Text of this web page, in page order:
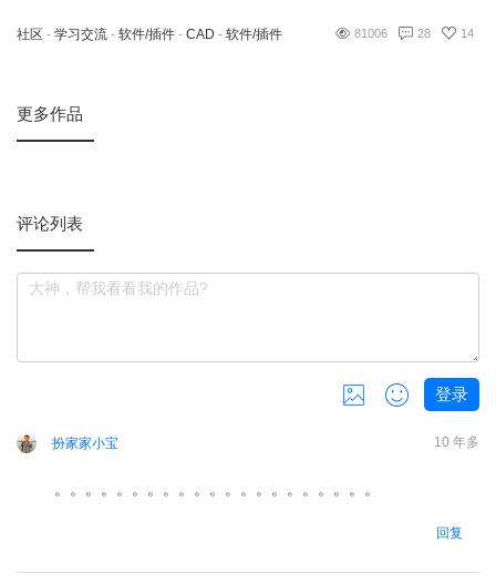
社区 - 学习交流 - 软件/插件 - CAD - 软件/插件 81006 28 14
更多作品
评论列表
登录
扮家家小宝 10 年多
。。。。。。。。。。。。。。。。。。。。。
回复